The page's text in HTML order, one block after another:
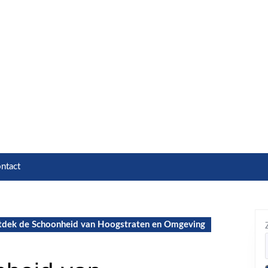
de Schoonheid van Hoogstraten en Omgeving